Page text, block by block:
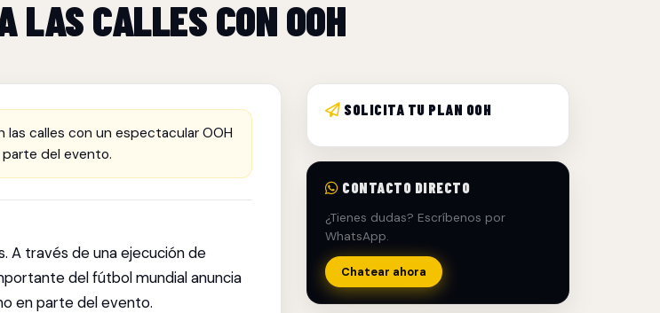
LAS CALLES CON OOH
las calles con un espectacular OOH
del evento.
A través de una ejecución de
del fútbol mundial anuncia
en parte del evento.
SOLICITA TU PLAN OOH
CONTACTO DIRECTO
¿Tienes dudas? Escríbenos por
WhatsApp.
Chatear ahora